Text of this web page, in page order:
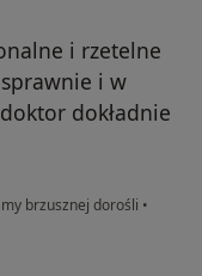
i rzetelne
i w
dokładnie
brzusznej dorośli •